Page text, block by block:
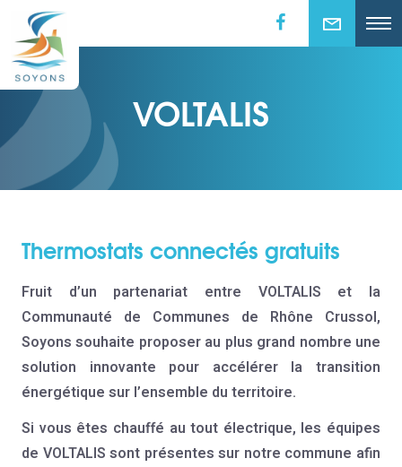
VOLTALIS
Thermostats connectés gratuits
Fruit d’un partenariat entre VOLTALIS et la
Communauté de Communes de Rhône Crussol,
Soyons souhaite proposer au plus grand nombre une
solution innovante pour accélérer la transition
énergétique sur l’ensemble du territoire.
Si vous êtes chauffé au tout électrique, les équipes
de VOLTALIS sont présentes sur notre commune afin